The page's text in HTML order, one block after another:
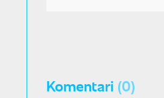
Komentari (0)